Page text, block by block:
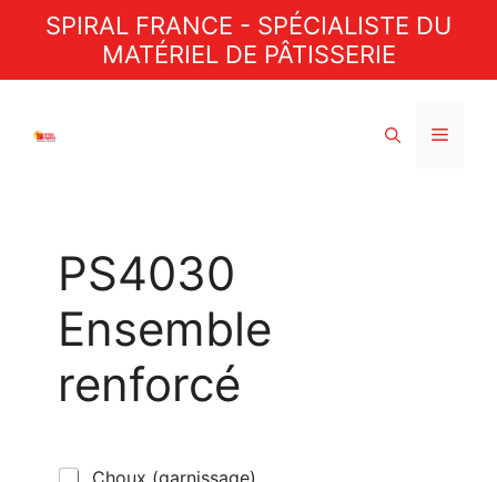
SPIRAL FRANCE - SPÉCIALISTE DU
MATÉRIEL DE PÂTISSERIE
Menu
PS4030
Ensemble
renforcé
C
Choux (garnissage)